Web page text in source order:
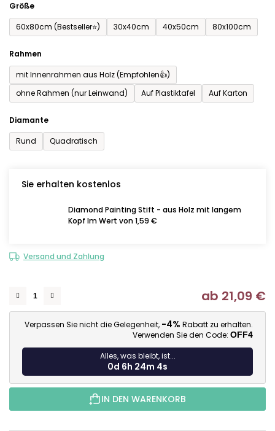
Größe
60x80cm (Bestseller⭐)
30x40cm 40x50cm 80x100cm
Rahmen
mit Innenrahmen aus Holz (Empfohlen👍)
ohne Rahmen (nur Leinwand)
Auf Plastiktafel Auf Karton
Diamante
Rund
Quadratisch
Sie erhalten kostenlos
Diamond Painting Stift - aus Holz mit langem
Kopf Im Wert von 1,59 €
Versand und Zahlung
ab 21,09 €
Verpassen Sie nicht die Gelegenheit, -4% Rabatt zu erhalten.
Verwenden Sie den Code: OFF4
Alles, was bleibt, ist...
0d 6h 24m 2s
IN DEN WARENKORB